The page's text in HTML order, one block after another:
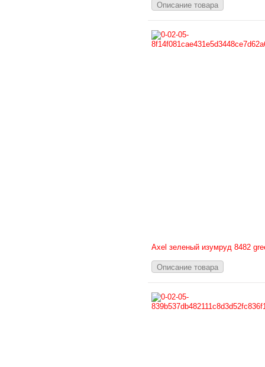
Описание товара
Axel зеленый изумруд 8482
Описание товара